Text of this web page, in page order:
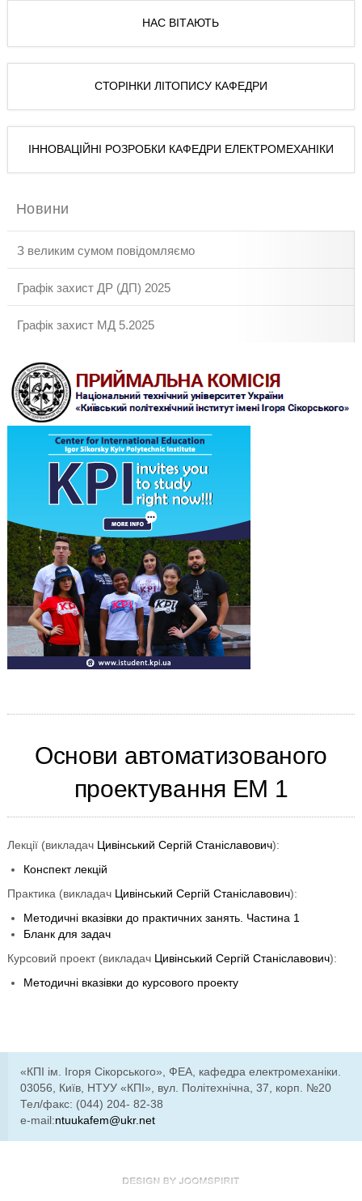
НАС ВІТАЮТЬ
СТОРІНКИ ЛІТОПИСУ КАФЕДРИ
ІННОВАЦІЙНІ РОЗРОБКИ КАФЕДРИ ЕЛЕКТРОМЕХАНІКИ
Новини
З великим сумом повідомляємо
Графік захист ДР (ДП) 2025
Графік захист МД 5.2025
Основи автоматизованого
проектування ЕМ 1
Лекції (викладач Цивінський Сергій Станіславович):
Конспект лекцій
Практика (викладач Цивінський Сергій Станіславович):
Методичні вказівки до практичних занять. Частина 1
Бланк для задач
Курсовий проект (викладач Цивінський Сергій Станіславович):
Методичні вказівки до курсового проекту
«КПІ ім. Ігоря Сікорського», ФЕА, кафедра електромеханіки.
03056, Київ, НТУУ «КПІ», вул. Політехнічна, 37, корп. №20
Тел/факс: (044) 204- 82-38
e-mail:ntuukafem@ukr.net